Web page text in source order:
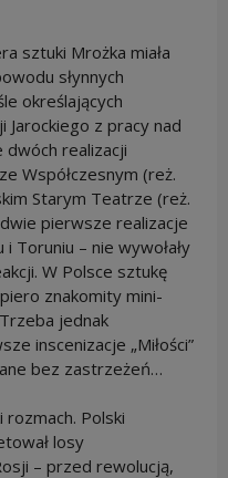
sztuki Mrożka miała
słynnych
określających
Jarockiego z pracy nad
realizacji
Współczesnym (reż.
Starym Teatrze (reż.
pierwsze realizacje
i Toruniu – nie wywołały
W Polsce sztukę
znakomity mini-
jednak
inscenizacje „Miłości”
bez zastrzeżeń…
rozmach. Polski
losy
– przed rewolucją,